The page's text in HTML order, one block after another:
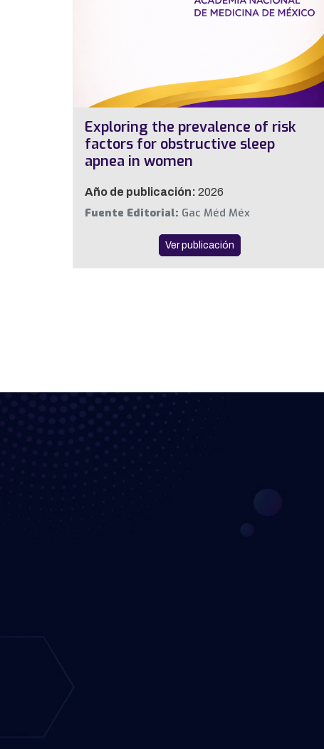
Exploring the prevalence of risk
factors for obstructive sleep
apnea in women
Año de publicación: 2026
Fuente Editorial: Gac Méd Méx
Ver publicación